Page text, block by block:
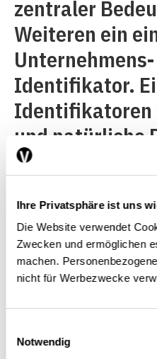
Ihre Privatsphäre ist uns
Die Website verwendet
Zwecken und ermöglichen
machen.
nicht für Werbezwecke
Notwendig
zentraler
Weiteren ein
Identifikator.
und natürliche
erlauben einen
zwischen
Registern,
Eingabe und
der Nutzung der
Einführung der
Signatur